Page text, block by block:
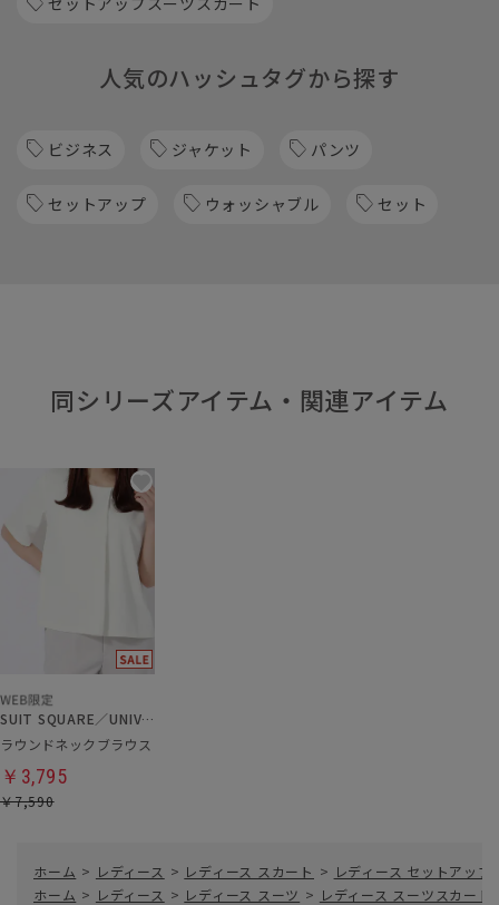
人気のハッシュタグから探す
ビジネス ジャケット パンツ
セットアップ ウォッシャブル セット
同シリーズアイテム・関連アイテム
SUIT SQUARE／UNIVERSAL LANGUAGE／WHITE
ラウンドネックブラウス
￥3,795
￥7,590
ホーム > レディース > レディース スカート > レディース セットアッ
ホーム > レディース > レディース スーツ > レディース スーツスカート